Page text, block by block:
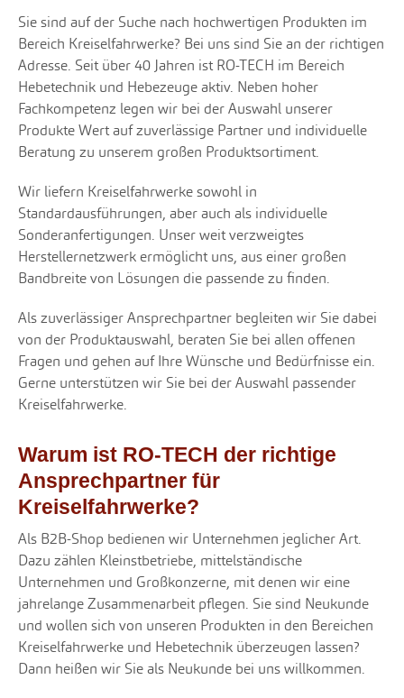
Sie sind auf der Suche nach hochwertigen Produkten im
Bereich Kreiselfahrwerke? Bei uns sind Sie an der richtigen
Adresse. Seit über 40 Jahren ist RO-TECH im Bereich
Hebetechnik und Hebezeuge aktiv. Neben hoher
Fachkompetenz legen wir bei der Auswahl unserer
Produkte Wert auf zuverlässige Partner und individuelle
Beratung zu unserem großen Produktsortiment.
Wir liefern Kreiselfahrwerke sowohl in
Standardausführungen, aber auch als individuelle
Sonderanfertigungen. Unser weit verzweigtes
Herstellernetzwerk ermöglicht uns, aus einer großen
Bandbreite von Lösungen die passende zu finden.
Als zuverlässiger Ansprechpartner begleiten wir Sie dabei
von der Produktauswahl, beraten Sie bei allen offenen
Fragen und gehen auf Ihre Wünsche und Bedürfnisse ein.
Gerne unterstützen wir Sie bei der Auswahl passender
Kreiselfahrwerke.
Warum ist RO-TECH der richtige
Ansprechpartner für
Kreiselfahrwerke?
Als B2B-Shop bedienen wir Unternehmen jeglicher Art.
Dazu zählen Kleinstbetriebe, mittelständische
Unternehmen und Großkonzerne, mit denen wir eine
jahrelange Zusammenarbeit pflegen. Sie sind Neukunde
und wollen sich von unseren Produkten in den Bereichen
Kreiselfahrwerke und Hebetechnik überzeugen lassen?
Dann heißen wir Sie als Neukunde bei uns willkommen.